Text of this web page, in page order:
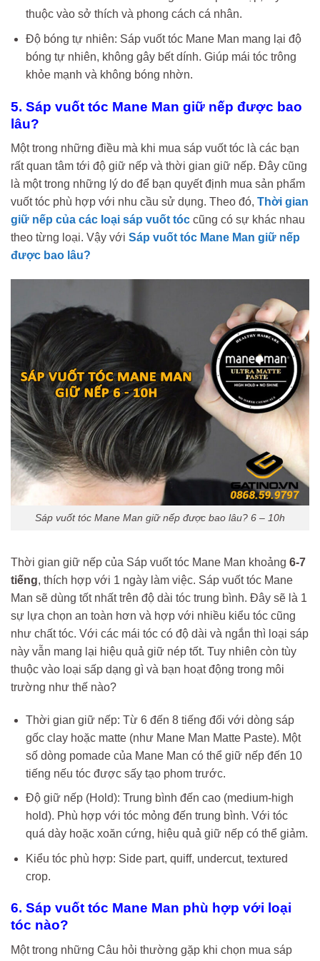
thuộc vào sở thích và phong cách cá nhân.
Độ bóng tự nhiên: Sáp vuốt tóc Mane Man mang lại độ
bóng tự nhiên, không gây bết dính. Giúp mái tóc trông
khỏe mạnh và không bóng nhờn.
5. Sáp vuốt tóc Mane Man giữ nếp được bao
lâu?
Một trong những điều mà khi mua sáp vuốt tóc là các bạn
rất quan tâm tới độ giữ nếp và thời gian giữ nếp. Đây cũng
là một trong những lý do để bạn quyết định mua sản phẩm
vuốt tóc phù hợp với nhu cầu sử dụng. Theo đó, Thời gian
giữ nếp của các loại sáp vuốt tóc cũng có sự khác nhau
theo từng loại. Vậy với Sáp vuốt tóc Mane Man giữ nếp
được bao lâu?
Sáp vuốt tóc Mane Man giữ nếp được bao lâu? 6 – 10h
Thời gian giữ nếp của Sáp vuốt tóc Mane Man khoảng 6-7
tiếng, thích hợp với 1 ngày làm việc. Sáp vuốt tóc Mane
Man sẽ dùng tốt nhất trên độ dài tóc trung bình. Đây sẽ là 1
sự lựa chọn an toàn hơn và hợp với nhiều kiểu tóc cũng
như chất tóc. Với các mái tóc có độ dài và ngắn thì loại sáp
này vẫn mang lại hiệu quả giữ nép tốt. Tuy nhiên còn tùy
thuộc vào loại sấp dạng gì và bạn hoạt động trong môi
trường như thế nào?
Thời gian giữ nếp: Từ 6 đến 8 tiếng đối với dòng sáp
gốc clay hoặc matte (như Mane Man Matte Paste). Một
số dòng pomade của Mane Man có thể giữ nếp đến 10
tiếng nếu tóc được sấy tạo phom trước.
Độ giữ nếp (Hold): Trung bình đến cao (medium-high
hold). Phù hợp với tóc mỏng đến trung bình. Với tóc
quá dày hoặc xoăn cứng, hiệu quả giữ nếp có thể giảm.
Kiểu tóc phù hợp: Side part, quiff, undercut, textured
crop.
6. Sáp vuốt tóc Mane Man phù hợp với loại
tóc nào?
Một trong những Câu hỏi thường gặp khi chọn mua sáp